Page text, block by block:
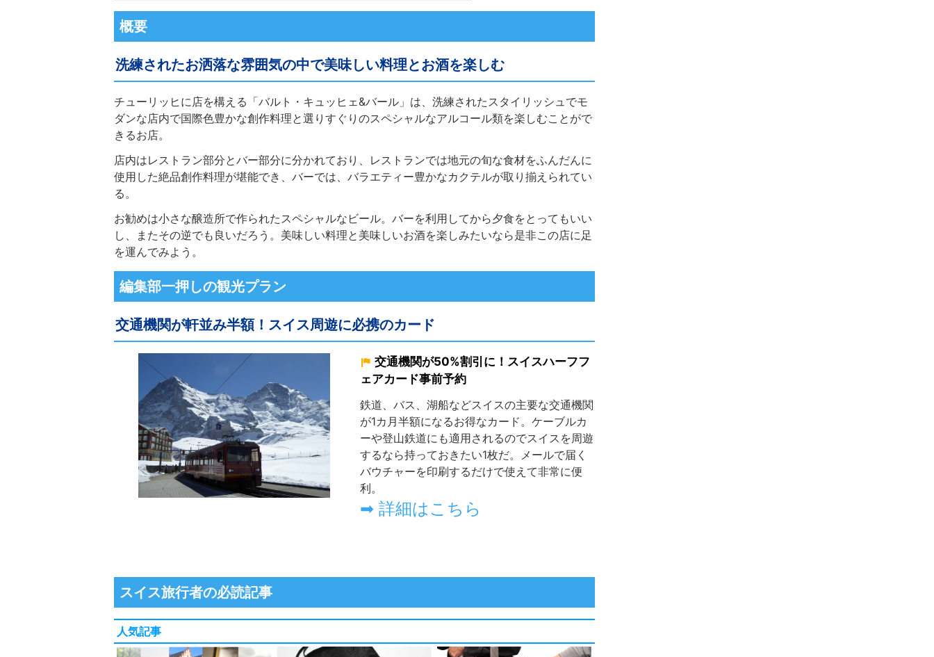
概要
洗練されたお洒落な雰囲気の中で美味しい料理とお酒を楽しむ
チューリッヒに店を構える「バルト・キュッヒェ&バール」は、洗練されたスタイリッシュでモ
ダンな店内で国際色豊かな創作料理と選りすぐりのスペシャルなアルコール類を楽しむことがで
きるお店。
店内はレストラン部分とバー部分に分かれており、レストランでは地元の旬な食材をふんだんに
使用した絶品創作料理が堪能でき、バーでは、バラエティー豊かなカクテルが取り揃えられてい
る。
お勧めは小さな醸造所で作られたスペシャルなビール。バーを利用してから夕食をとってもいい
し、またその逆でも良いだろう。美味しい料理と美味しいお酒を楽しみたいなら是非この店に足
を運んでみよう。
編集部一押しの観光プラン
交通機関が軒並み半額！スイス周遊に必携のカード
スイス旅行者の必読記事
人気記事